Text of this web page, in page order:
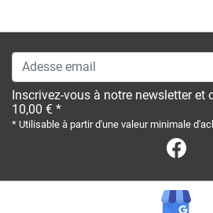
Adesse email
Inscrivez-vous à notre newsletter et
10,00 € *
* Utilisable à partir d'une valeur minimale